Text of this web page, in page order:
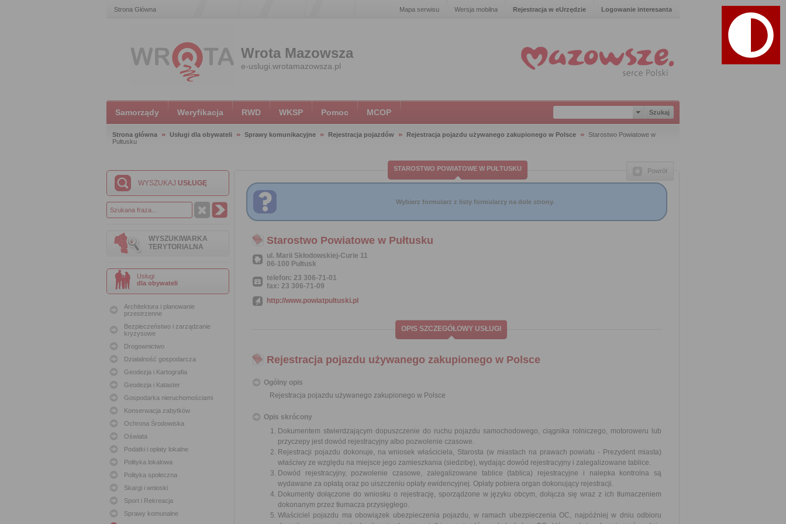
Strona Główna Mapa serwisu Wersja mobilna Rejestracja w eUrzędzie Logowanie interesanta
Wrota Mazowsza
e-uslugi.wrotamazowsza.pl
Samorządy Weryfikacja RWD WKSP Pomoc MCOP
Strona główna Usługi dla obywateli Sprawy komunikacyjne Rejestracja pojazdów Rejestracja pojazdu używanego zakupionego w Polsce
Starostwo Powiatowe w
Pułtusku
WYSZUKAJ USŁUGĘ
WYSZUKIWARKA
TERYTORIALNA
Usługi
dla obywateli
Architektura i planowanie
przestrzenne
Bezpieczeństwo i zarządzanie
kryzysowe
Drogownictwo
Działalność gospodarcza
Geodezja i Kartografia
Geodezja i Kataster
Gospodarka nieruchomościami
Konserwacja zabytków
Ochrona Środowiska
Oświata
Podatki i opłaty lokalne
Polityka lokalowa
Polityka społeczna
Skargi i wnioski
Sport i Rekreacja
Sprawy komunalne
STAROSTWO POWIATOWE W PUŁTUSKU Powrót
Wybierz formularz z listy formularzy na dole strony.
Starostwo Powiatowe w Pułtusku
ul. Marii Skłodowskiej-Curie 11
06-100 Pułtusk
telefon: 23 306-71-01
fax: 23 306-71-09
http://www.powiatpultuski.pl
OPIS SZCZEGÓŁOWY USŁUGI
Rejestracja pojazdu używanego zakupionego w Polsce
Ogólny opis
Rejestracja pojazdu używanego zakupionego w Polsce
Opis skrócony
Dokumentem stwierdzającym dopuszczenie do ruchu pojazdu samochodowego, ciągnika rolniczego, motoroweru lub
przyczepy jest dowód rejestracyjny albo pozwolenie czasowe.
Rejestracji pojazdu dokonuje, na wniosek właściciela, Starosta (w miastach na prawach powiatu - Prezydent miasta)
właściwy ze względu na miejsce jego zamieszkania (siedzibę), wydając dowód rejestracyjny i zalegalizowane tablice.
Dowód rejestracyjny, pozwolenie czasowe, zalegalizowane tablice (tablica) rejestracyjne i nalepka kontrolna są
wydawane za opłatą oraz po uiszczeniu opłaty ewidencyjnej. Opłaty pobiera organ dokonujący rejestracji.
Dokumenty dołączone do wniosku o rejestrację, sporządzone w języku obcym, dołącza się wraz z ich tłumaczeniem
dokonanym przez tłumacza przysięgłego.
Właściciel pojazdu ma obowiązek ubezpieczenia pojazdu, w ramach ubezpieczenia OC, najpóźniej w dniu odbioru